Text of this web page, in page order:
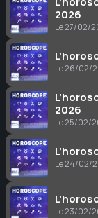
2026
Le 27/02/
Le 26/02/
2026
Le 25/02/
Le 24/02/
Le 23/02/